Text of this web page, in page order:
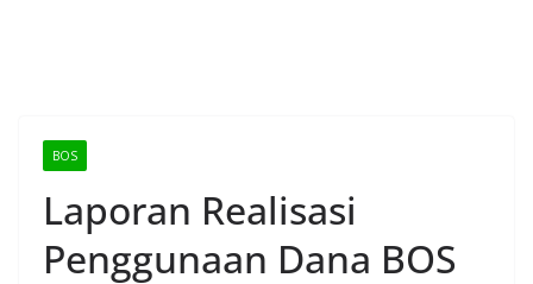
BOS
Laporan Realisasi
Penggunaan Dana BOS